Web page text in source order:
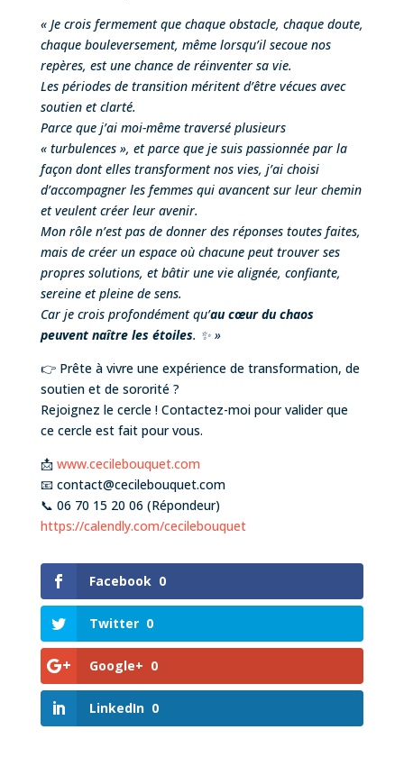
« Je crois fermement que chaque obstacle, chaque doute,
chaque bouleversement, même lorsqu’il secoue nos
repères, est une chance de réinventer sa vie.
Les périodes de transition méritent d’être vécues avec
soutien et clarté.
Parce que j’ai moi-même traversé plusieurs
« turbulences », et parce que je suis passionnée par la
façon dont elles transforment nos vies, j’ai choisi
d’accompagner les femmes qui avancent sur leur chemin
et veulent créer leur avenir.
Mon rôle n’est pas de donner des réponses toutes faites,
mais de créer un espace où chacune peut trouver ses
propres solutions, et bâtir une vie alignée, confiante,
sereine et pleine de sens.
Car je crois profondément qu’au cœur du chaos
peuvent naître les étoiles. ✨»
👉 Prête à vivre une expérience de transformation, de
soutien et de sororité ?
Rejoignez le cercle ! Contactez-moi pour valider que
ce cercle est fait pour vous.
📩 www.cecilebouquet.com
📧 contact@cecilebouquet.com
📞 06 70 15 20 06 (Répondeur)
https://calendly.com/cecilebouquet
Facebook 0
Twitter 0
Google+ 0
LinkedIn 0